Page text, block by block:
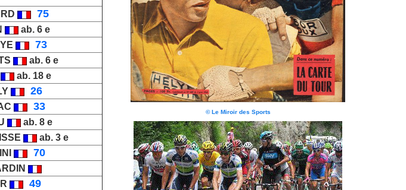
75
ab. 6 e
73
ab. 6 e
ab. 18 e
26
33
ab. 8 e
ab. 3 e
70
49
© Le Miroir des Sports